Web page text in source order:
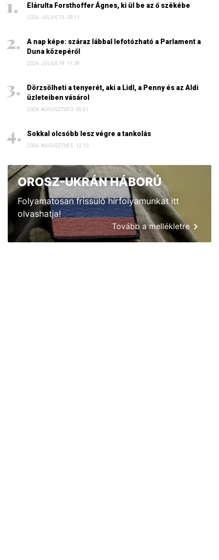
Elárulta Forsthoffer Ágnes, ki ül be az ő székébe
2026. JÚLIUS 19. 09:11
A nap képe: száraz lábbal lefotózható a Parlament a
Duna közepéről
2026. JÚLIUS 18. 11:38
Dörzsölheti a tenyerét, aki a Lidl, a Penny és az Aldi
üzleteiben vásárol
2026. AUGUSZTUS 3. 05:51
Sokkal olcsóbb lesz végre a tankolás
2026. AUGUSZTUS 5. 12:10
OROSZ-UKRÁN HÁBORÚ
Folyamatosan frissülő hírfolyamunkat itt
olvashatja!
Tovább a mellékletre